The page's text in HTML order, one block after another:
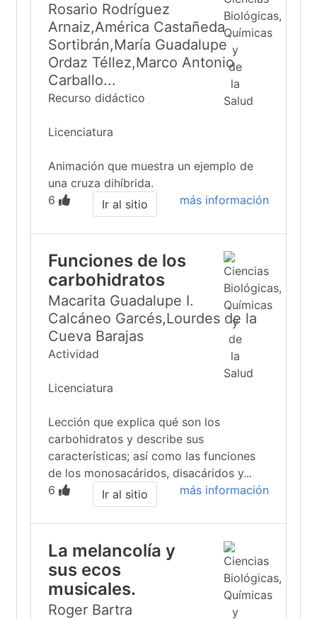
Rosario Rodríguez
Arnaiz,América Castañeda
Sortibrán,María Guadalupe
Ordaz Téllez,Marco Antonio
Carballo...
Recurso didáctico
Licenciatura
Animación que muestra un ejemplo de
una cruza dihíbrida.
6
más información
Ir al sitio
Funciones de los
carbohidratos
Macarita Guadalupe I.
Calcáneo Garcés,Lourdes de la
Cueva Barajas
Actividad
Licenciatura
Lección que explica qué son los
carbohidratos y describe sus
características; así como las funciones
de los monosacáridos, disacáridos y...
6
más información
Ir al sitio
La melancolía y
sus ecos
musicales.
Roger Bartra